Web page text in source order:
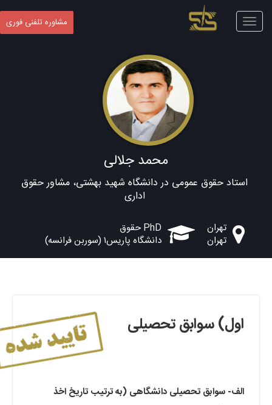
Toggle
navigation
مشاوره تلفنی فوری
محمد جلالی
استاد حقوق عمومی در دانشگاه شهید بهشتی، مشاور حقوق
اداری
تهران
تهران
PhD حقوق
دانشگاه پاریس۱ (سوربن فرانسه)
اول) سوابق تحصیلی
الف- سوابق تحصیلی دانشگاهی (به ترتیب تاریخ اخذ